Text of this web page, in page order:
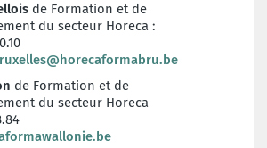
de Formation et de
du secteur Horeca :
de Formation et de
du secteur Horeca